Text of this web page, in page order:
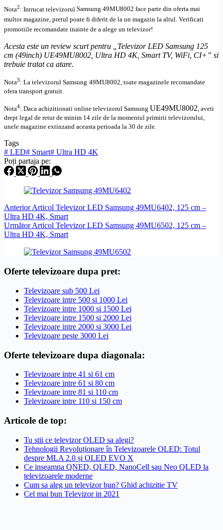
Nota2: Intrucat televizorul Samsung 49MU8002 face parte din oferta mai
multor magazine, pretul poate fi diferit de la un magazin la altul . Verificati
promotiile recomandate inainte de a alege un televizor!
Acesta este un review scurt pentru „Televizor LED Samsung 125
cm (49inch) UE49MU8002, Ultra HD 4K, Smart TV, WiFi, CI+” si
trebuie tratat ca atare.
Nota3: La televizorul Samsung 49MU8002, toate magazinele recomandate
ofera transport gratuit.
Nota4: Daca achizitionati online televizorul Samsung UE49MU8002, aveti
drept legal de retur de minim 14 zile de la momentul primirii televizorului,
unele magazine extinzand aceasta perioada la 30 de zile.
Tags
# LED# Smart# Ultra HD 4K
Poți partaja pe:
AnteriorArticol Televizor LED Samsung 49MU6402, 125 cm –
Ultra HD 4K, Smart
UrmătorArticol Televizor LED Samsung 49MU6502, 125 cm –
Ultra HD 4K, Smart
Oferte televizoare dupa pret:
Televizoare sub 500 Lei
Televizoare intre 500 si 1000 Lei
Televizoare intre 1000 si 1500 Lei
Televizoare intre 1500 si 2000 Lei
Televizoare intre 2000 si 3000 Lei
Televizoare peste 3000 Lei
Oferte televizoare dupa diagonala:
Televizoare intre 41 si 61 cm
Televizoare intre 61 si 80 cm
Televizoare intre 81 si 110 cm
Televizoare intre 110 si 150 cm
Articole de top:
Tu stii ce televizor OLED sa alegi?
Tehnologii Revoluționare în Televizoarele OLED: Totul
despre MLA 2.0 și OLED EVO X
Ce inseamna QNED, QLED, NanoCell sau Neo QLED la
televizoarele moderne
Cum sa aleg un televizor bun? Ghid achizitie TV
Cel mai bun Televizor in 2021